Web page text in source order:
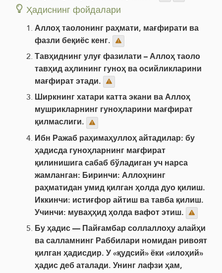
Ҳадиснинг фойдалари
Аллоҳ таолонинг раҳмати, мағфирати ва
фазли беқиёс кенг.
Тавҳиднинг улуғ фазилати – Аллоҳ таоло
тавҳид аҳлининг гуноҳ ва осийликларини
мағфират этади.
Ширкнинг хатари катта экани ва Аллоҳ
мушрикларнинг гуноҳларини мағфират
қилмаслиги.
Ибн Ражаб раҳимаҳуллоҳ айтадилар: бу
ҳадисда гуноҳларнинг мағфират
қилинишига сабаб бўладиган уч нарса
жамланган: Биринчи: Аллоҳнинг
раҳматидан умид қилган ҳолда дуо қилиш.
Иккинчи: истиғфор айтиш ва тавба қилиш.
Учинчи: муваҳҳид ҳолда вафот этиш.
Бу ҳадис — Пайғамбар соллаллоҳу алайҳи
ва салламнинг Раббилари номидан ривоят
қилган ҳадисдир. У «қудсий» ёки «илоҳий»
ҳадис деб аталади. Унинг лафзи ҳам,